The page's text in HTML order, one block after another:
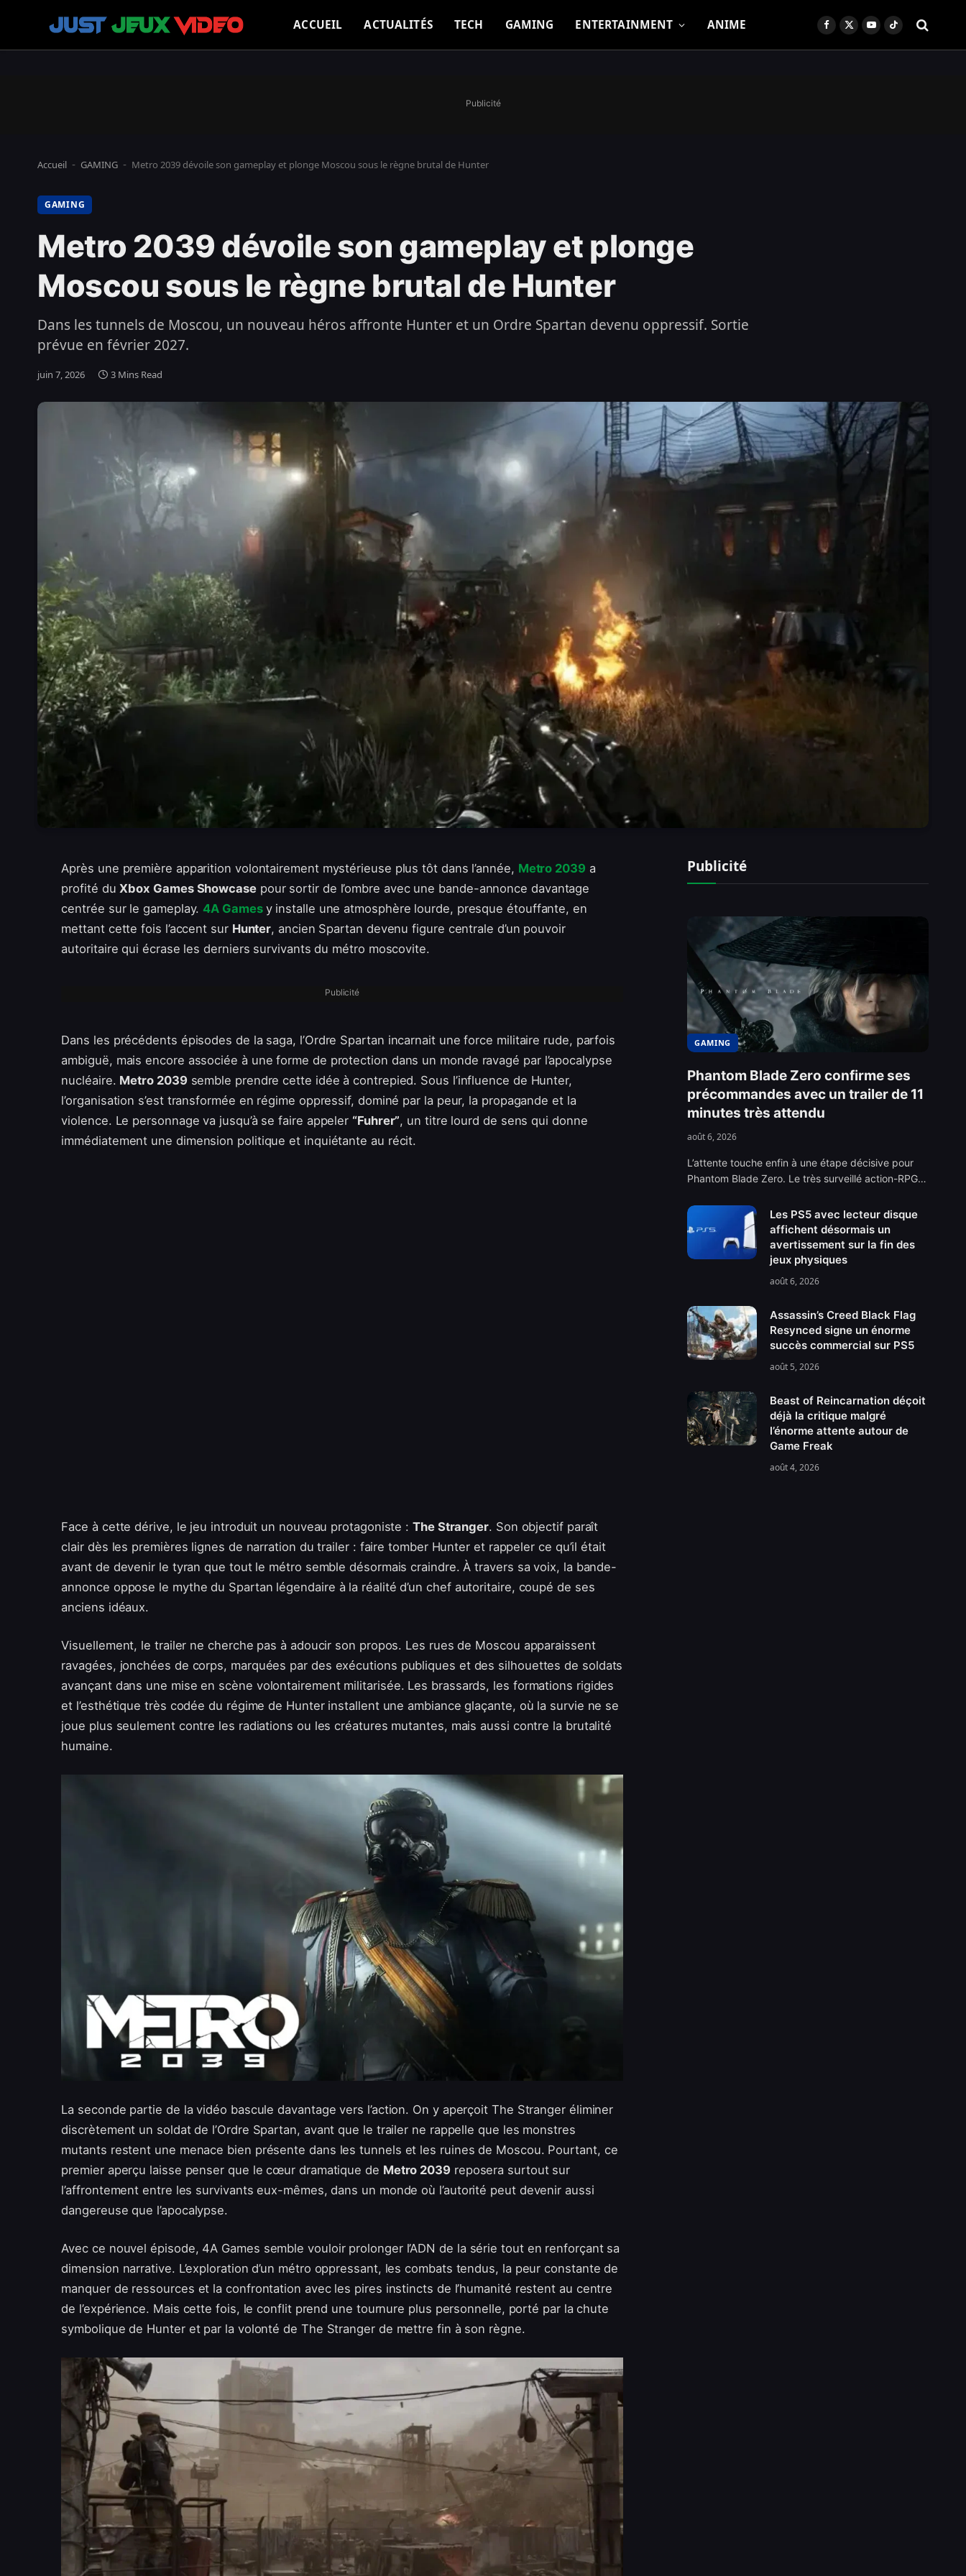
ACCUEIL ACTUALITÉS TECH GAMING ENTERTAINMENT ANIME Facebook
X
YouTubeTikTok
Publicité
Accueil - GAMING - Metro 2039 dévoile son gameplay et plonge Moscou sous le règne brutal de Hunter
GAMING
Metro 2039 dévoile son gameplay et plonge
Moscou sous le règne brutal de Hunter
Dans les tunnels de Moscou, un nouveau héros affronte Hunter et un Ordre Spartan devenu oppressif. Sortie
prévue en février 2027.
juin 7, 2026 3 Mins Read
Après une première apparition volontairement mystérieuse plus tôt dans l’année, Metro 2039 a
profité duXbox Games Showcasepour sortir de l’ombre avec une bande-annonce davantage
centrée sur le gameplay.4A Games y installe une atmosphère lourde, presque étouffante, en
mettant cette fois l’accent sur Hunter, ancien Spartan devenu figure centrale d’un pouvoir
autoritaire qui écrase les derniers survivants du métro moscovite.
Publicité
Dans les précédents épisodes de la saga, l’Ordre Spartan incarnait une force militaire rude, parfois
ambiguë, mais encore associée à une forme de protection dans un monde ravagé par l’apocalypse
nucléaire. Metro 2039semble prendre cette idée à contrepied. Sous l’influence de Hunter,
l’organisation s’est transformée en régime oppressif, dominé par la peur, la propagande et la
violence. Le personnage va jusqu’à se faire appeler “Fuhrer”, un titre lourd de sens qui donne
immédiatement une dimension politique et inquiétante au récit.
Face à cette dérive, le jeu introduit un nouveau protagoniste :The Stranger. Son objectif paraît
clair dès les premières lignes de narration du trailer : faire tomber Hunter et rappeler ce qu’il était
avant de devenir le tyran que tout le métro semble désormais craindre. À travers sa voix, la bande-
annonce oppose le mythe du Spartan légendaire à la réalité d’un chef autoritaire, coupé de ses
anciens idéaux.
Visuellement, le trailer ne cherche pas à adoucir son propos. Les rues de Moscou apparaissent
ravagées, jonchées de corps, marquées par des exécutions publiques et des silhouettes de soldats
avançant dans une mise en scène volontairement militarisée. Les brassards, les formations rigides
et l’esthétique très codée du régime de Hunter installent une ambiance glaçante, où la survie ne se
joue plus seulement contre les radiations ou les créatures mutantes, mais aussi contre la brutalité
humaine.
La seconde partie de la vidéo bascule davantage vers l’action. On y aperçoit The Stranger éliminer
discrètement un soldat de l’Ordre Spartan, avant que le trailer ne rappelle que les monstres
mutants restent une menace bien présente dans les tunnels et les ruines de Moscou. Pourtant, ce
premier aperçu laisse penser que le cœur dramatique de Metro 2039reposera surtout sur
l’affrontement entre les survivants eux-mêmes, dans un monde où l’autorité peut devenir aussi
dangereuse que l’apocalypse.
Avec ce nouvel épisode, 4A Games semble vouloir prolonger l’ADN de la série tout en renforçant sa
dimension narrative. L’exploration d’un métro oppressant, les combats tendus, la peur constante de
manquer de ressources et la confrontation avec les pires instincts de l’humanité restent au centre
de l’expérience. Mais cette fois, le conflit prend une tournure plus personnelle, porté par la chute
symbolique de Hunter et par la volonté de The Stranger de mettre fin à son règne.
Publicité
GAMING
Phantom Blade Zero confirme ses
précommandes avec un trailer de 11
minutes très attendu
août 6, 2026
L’attente touche enfin à une étape décisive pour
Phantom Blade Zero. Le très surveillé action-RPG…
Les PS5 avec lecteur disque
affichent désormais un
avertissement sur la fin des
jeux physiques
août 6, 2026
Assassin’s Creed Black Flag
Resynced signe un énorme
succès commercial sur PS5
août 5, 2026
Beast of Reincarnation déçoit
déjà la critique malgré
l’énorme attente autour de
Game Freak
août 4, 2026